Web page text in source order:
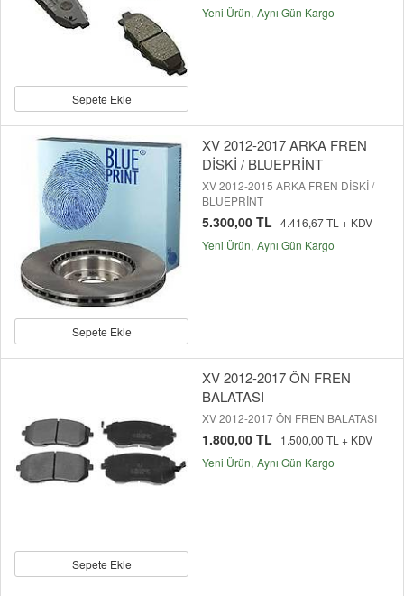
Sepete Ekle
Yeni Ürün Aynı Gün Kargo
Sepete Ekle
XV 2012-2017 ARKA FREN
DİSKİ / BLUEPRİNT
XV 2012-2015 ARKA FREN DİSKİ /
BLUEPRİNT
5.300,00 TL 4.416,67 TL + KDV
Yeni Ürün Aynı Gün Kargo
Sepete Ekle
XV 2012-2017 ÖN FREN
BALATASI
XV 2012-2017 ÖN FREN BALATASI
1.800,00 TL
1.500,00 TL + KDV
Yeni Ürün Aynı Gün Kargo